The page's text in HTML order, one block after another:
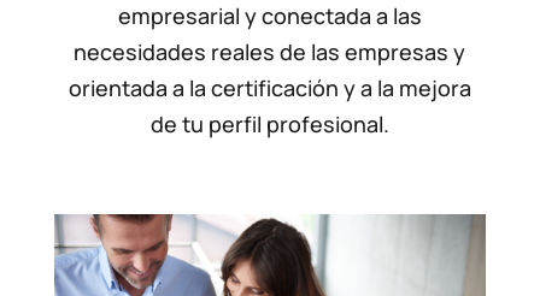
empresarial y conectada a las
necesidades reales de las empresas y
orientada a la certificación y a la mejora
de tu perfil profesional.